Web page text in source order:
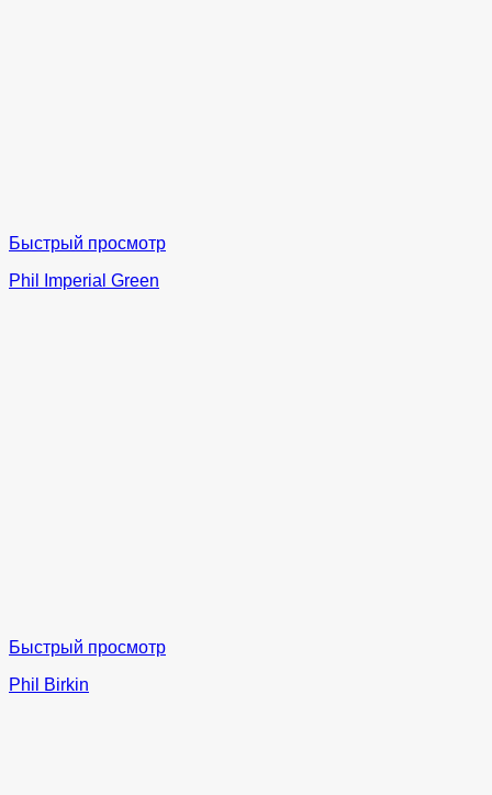
Быстрый просмотр
Phil Imperial Green
Быстрый просмотр
Phil Birkin